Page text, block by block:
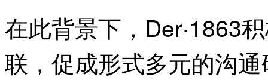
在此背景下，Der·1863
联，促成形式多元的沟